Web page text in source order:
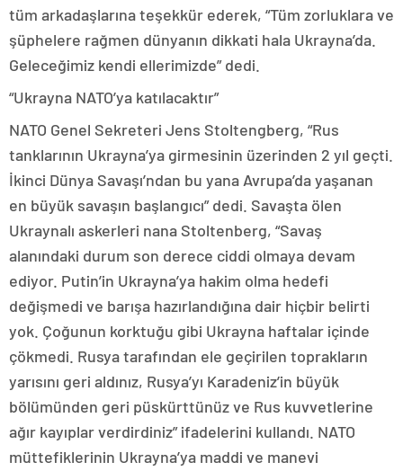
tüm arkadaşlarına teşekkür ederek, “Tüm zorluklara ve
şüphelere rağmen dünyanın dikkati hala Ukrayna’da.
Geleceğimiz kendi ellerimizde” dedi.
“Ukrayna NATO’ya katılacaktır”
NATO Genel Sekreteri Jens Stoltengberg, “Rus
tanklarının Ukrayna’ya girmesinin üzerinden 2 yıl geçti.
İkinci Dünya Savaşı’ndan bu yana Avrupa’da yaşanan
en büyük savaşın başlangıcı” dedi. Savaşta ölen
Ukraynalı askerleri nana Stoltenberg, “Savaş
alanındaki durum son derece ciddi olmaya devam
ediyor. Putin’in Ukrayna’ya hakim olma hedefi
değişmedi ve barışa hazırlandığına dair hiçbir belirti
yok. Çoğunun korktuğu gibi Ukrayna haftalar içinde
çökmedi. Rusya tarafından ele geçirilen toprakların
yarısını geri aldınız, Rusya’yı Karadeniz’in büyük
bölümünden geri püskürttünüz ve Rus kuvvetlerine
ağır kayıplar verdirdiniz” ifadelerini kullandı. NATO
müttefiklerinin Ukrayna’ya maddi ve manevi